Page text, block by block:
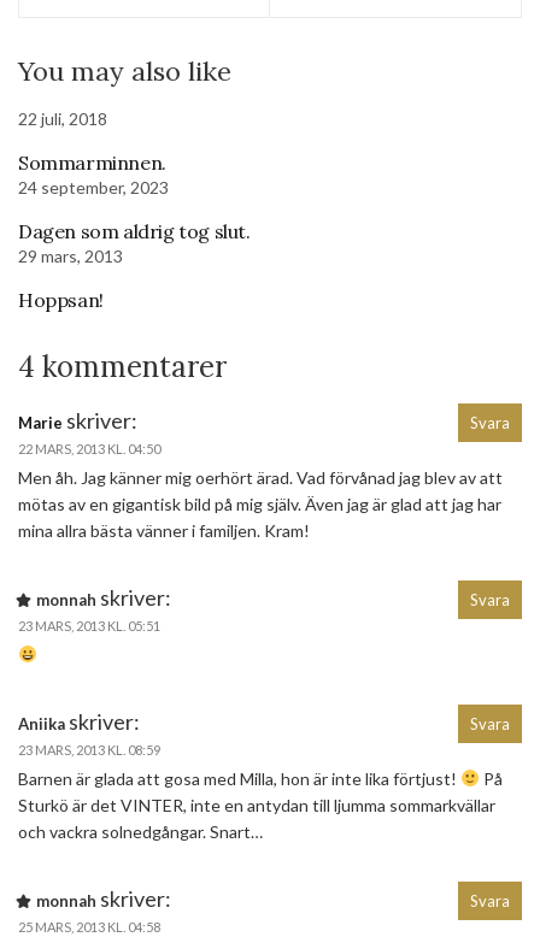
You may also like
22 juli, 2018
Sommarminnen.
24 september, 2023
Dagen som aldrig tog slut.
29 mars, 2013
Hoppsan!
4 kommentarer
Marie skriver:
22 MARS, 2013 KL. 04:50
Men åh. Jag känner mig oerhört ärad. Vad förvånad jag blev av att
mötas av en gigantisk bild på mig själv. Även jag är glad att jag har
mina allra bästa vänner i familjen. Kram!
Svara
monnah skriver:
23 MARS, 2013 KL. 05:51
Svara
Aniika skriver:
23 MARS, 2013 KL. 08:59
Barnen är glada att gosa med Milla, hon är inte lika förtjust!
På
Sturkö är det VINTER, inte en antydan till ljumma sommarkvällar
och vackra solnedgångar. Snart…
Svara
monnah skriver:
25 MARS, 2013 KL. 04:58
Svara